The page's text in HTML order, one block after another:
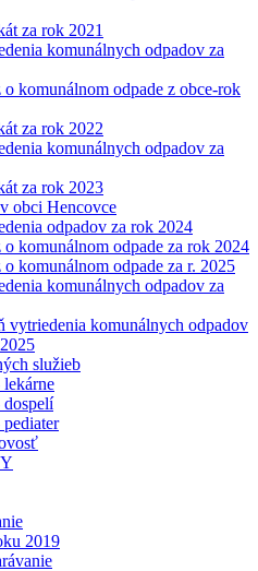
za rok 2021
komunálnych odpadov za
komunálnom odpade z obce-rok
za rok 2022
komunálnych odpadov za
za rok 2023
obci Hencovce
odpadov za rok 2024
komunálnom odpade za rok 2024
komunálnom odpade za r. 2025
komunálnych odpadov za
vytriedenia komunálnych odpadov
služieb
2019